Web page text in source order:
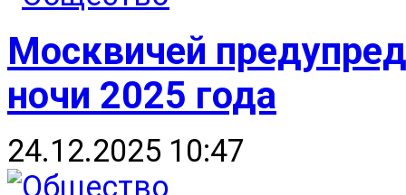
Москвичей
ночи 2025 года
24.12.2025 10:47